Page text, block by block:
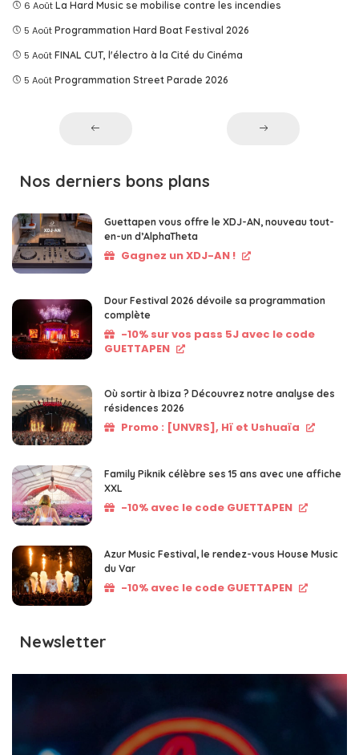
6 Août La Hard Music se mobilise contre les incendies
5 Août Programmation Hard Boat Festival 2026
5 Août FINAL CUT, l'électro à la Cité du Cinéma
5 Août Programmation Street Parade 2026
Nos derniers bons plans
Guettapen vous offre le XDJ-AN, nouveau tout-
en-un d’AlphaTheta
Gagnez un XDJ-AN !
Dour Festival 2026 dévoile sa programmation
complète
-10% sur vos pass 5J avec le code
GUETTAPEN
Où sortir à Ibiza ? Découvrez notre analyse des
résidences 2026
Promo : [UNVRS], Hï et Ushuaïa
Family Piknik célèbre ses 15 ans avec une affiche
XXL
-10% avec le code GUETTAPEN
Azur Music Festival, le rendez-vous House Music
du Var
-10% avec le code GUETTAPEN
Newsletter